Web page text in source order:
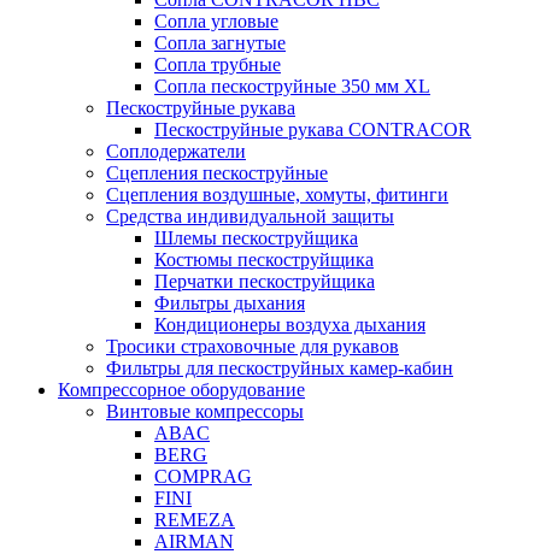
Сопла угловые
Сопла загнутые
Сопла трубные
Сопла пескоструйные 350 мм XL
Пескоструйные рукава
Пескоструйные рукава CONTRACOR
Соплодержатели
Сцепления пескоструйные
Сцепления воздушные, хомуты, фитинги
Средства индивидуальной защиты
Шлемы пескоструйщика
Костюмы пескоструйщика
Перчатки пескоструйщика
Фильтры дыхания
Кондиционеры воздуха дыхания
Тросики страховочные для рукавов
Фильтры для пескоструйных камер-кабин
Компрессорное оборудование
Винтовые компрессоры
ABAC
BERG
COMPRAG
FINI
REMEZA
AIRMAN